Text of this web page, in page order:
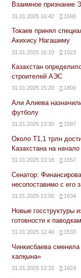
Взаимное признание
31.01.2025 16:42 1590
Токаев принял
Акихису Нагашиму
31.01.2025 16:10 1523
Казахстан
строителей АЭС
31.01.2025 15:20 1800
Али Алиева
футболу
31.01.2025 13:30 1597
Около Т1,1 трлн
Казахстана на начало
31.01.2025 13:18 1557
Сенатор:
несопоставимо с его
31.01.2025 13:00 1634
Новые госструктуры
готовности к
31.01.2025 12:40 1533
Чинкисбаева
халқына»
31.01.2025 12:15 1624